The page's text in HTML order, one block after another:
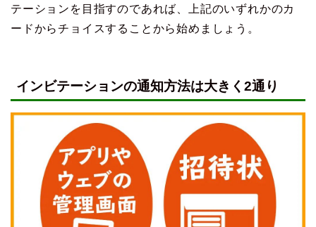
テーションを目指すのであれば、上記のいずれかのカ
ードからチョイスすることから始めましょう。
インビテーションの通知方法は大きく2通り